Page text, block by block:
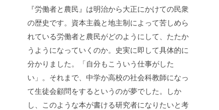
『労働者と農民』は明治から大正にかけての民衆
の歴史です。資本主義と地主制によって苦しめら
れている労働者と農民がどのようにして、たたか
うようになっていくのか。史実に即して具体的に
分かりました。「自分もこういう仕事がした
い」。それまで、中学か高校の社会科教師になっ
て生徒会顧問をするというのが夢でした。しか
し、このような本が書ける研究者になりたいと考